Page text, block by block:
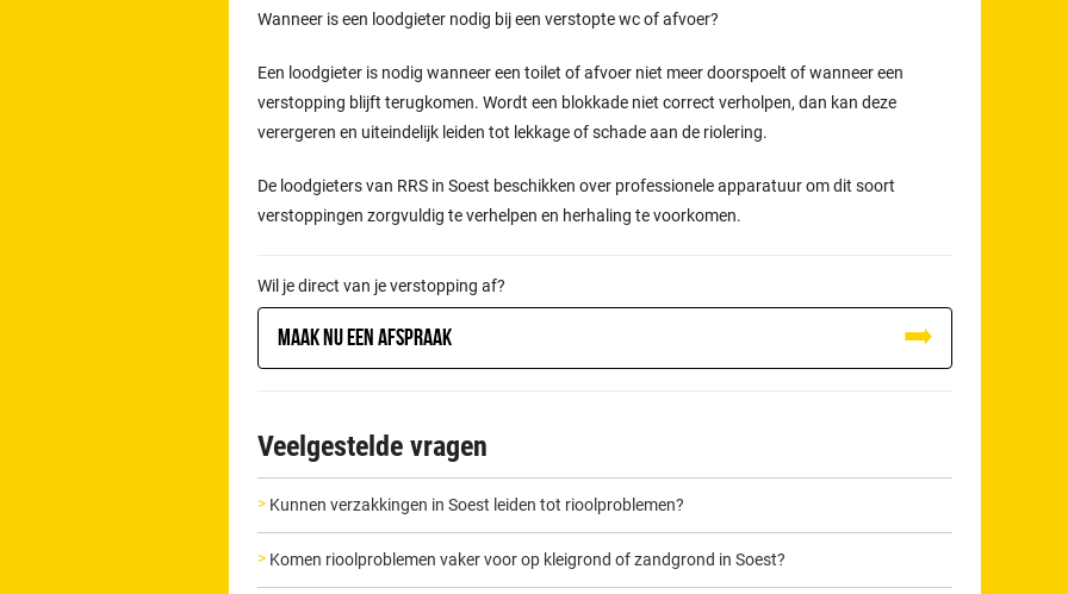
Wanneer is een loodgieter nodig bij een verstopte wc of afvoer?
Een loodgieter is nodig wanneer een toilet of afvoer niet meer doorspoelt of wanneer een
verstopping blijft terugkomen. Wordt een blokkade niet correct verholpen, dan kan deze
verergeren en uiteindelijk leiden tot lekkage of schade aan de riolering.
De loodgieters van RRS in Soest beschikken over professionele apparatuur om dit soort
verstoppingen zorgvuldig te verhelpen en herhaling te voorkomen.
Wil je direct van je verstopping af?
Maak nu een afspraak
Veelgestelde vragen
Kunnen verzakkingen in Soest leiden tot rioolproblemen?
Komen rioolproblemen vaker voor op kleigrond of zandgrond in Soest?